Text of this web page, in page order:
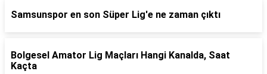
Samsunspor en son Süper Lig'e ne zaman çıktı
Bolgesel Amator Lig Maçları Hangi Kanalda, Saat
Kaçta